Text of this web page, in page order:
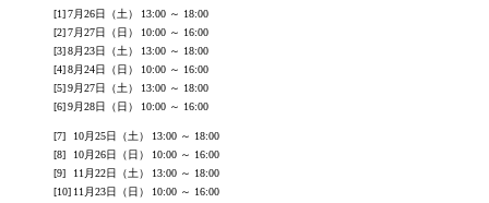
[1]7月26日（土）
13:00 ～ 18:00
[2]7月27日（日）
10:00 ～ 16:00
[3]8月23日（土）
13:00 ～ 18:00
[4]8月24日（日）
10:00 ～ 16:00
[5]9月27日（土）
13:00 ～ 18:00
[6]9月28日（日） 10:00 ～ 16:00
[7] 10月25日（土）
13:00 ～ 18:00
[8]
10月26日（日）
10:00 ～ 16:00
[9]
11月22日（土）
13:00 ～ 18:00
[10] 11月23日（日）
10:00 ～ 16:00